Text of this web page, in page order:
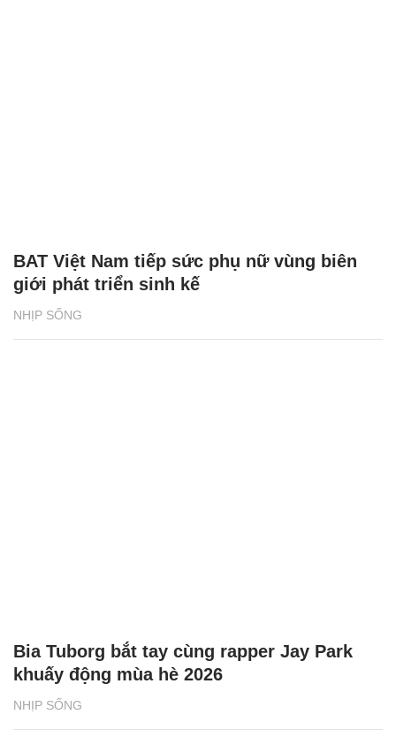
NHỊP SỐNG
BAT Việt Nam tiếp sức phụ nữ vùng biên
giới phát triển sinh kế
NHỊP SỐNG
Bia Tuborg bắt tay cùng rapper Jay Park
khuấy động mùa hè 2026